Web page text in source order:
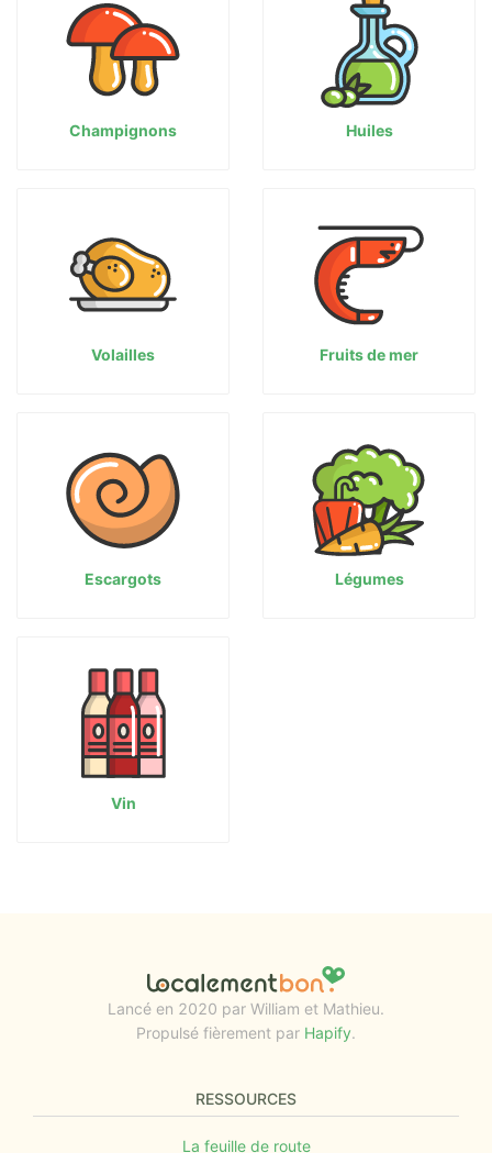
Champignons Huiles
Volailles Fruits de mer
Escargots Légumes
Vin
Lancé en 2020 par William et Mathieu.
Propulsé fièrement par Hapify.
RESSOURCES
La feuille de route